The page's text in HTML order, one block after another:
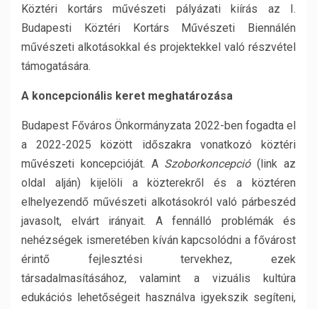
Köztéri kortárs művészeti pályázati kiírás az I.
Budapesti Köztéri Kortárs Művészeti Biennálén
művészeti alkotásokkal és projektekkel való részvétel
támogatására.
A koncepcionális keret meghatározása
Budapest Főváros Önkormányzata 2022-ben fogadta el
a 2022-2025 között időszakra vonatkozó köztéri
művészeti koncepcióját. A Szoborkoncepció(link az
oldal alján) kijelöli a közterekről és a köztéren
elhelyezendő művészeti alkotásokról való párbeszéd
javasolt, elvárt irányait. A fennálló problémák és
nehézségek ismeretében kíván kapcsolódni a fővárost
érintő fejlesztési tervekhez, ezek
társadalmasításához, valamint a vizuális kultúra
edukációs lehetőségeit használva igyekszik segíteni,